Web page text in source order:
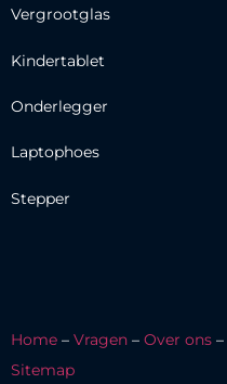
Vergrootglas
Kindertablet
Onderlegger
Laptophoes
Stepper
Home – Vragen – Over ons –
Sitemap